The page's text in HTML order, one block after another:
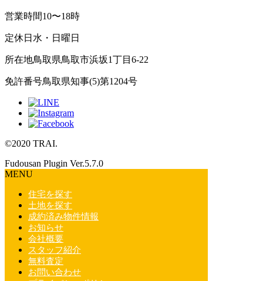
営業時間10〜18時
定休日 水・日曜日
所在地鳥取県鳥取市浜坂1丁目6-22
免許番号鳥取県知事(5)第1204号
©2020 TRAI.
Fudousan Plugin Ver.5.7.0
MENU
住宅を探す
土地を探す
成約済み物件情報
お知らせ
会社概要
スタッフ紹介
無料査定
お問い合わせ